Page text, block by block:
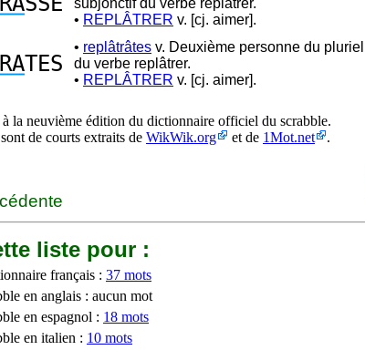
subjonctif du verbe replâtrer.
• REPLÂTRER v. [cj. aimer].
TES
• replâtrâtes v. Deuxième personne du
du verbe replâtrer.
• REPLÂTRER v. [cj. aimer].
la neuvième édition du dictionnaire officiel du scrabble.
de courts extraits de WikWik.org et de 1Mot.net .
liste pour :
français : 37 mots
en anglais : aucun mot
en espagnol : 18 mots
en italien : 10 mots